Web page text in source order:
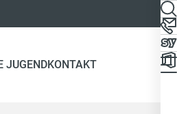
JUGENDKONTAKT